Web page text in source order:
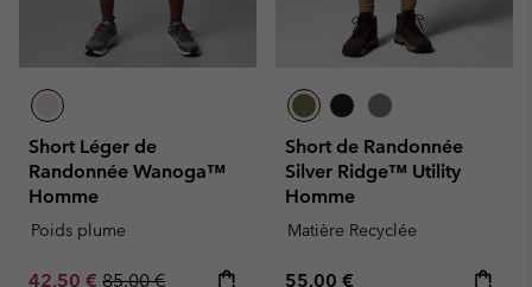
Short Léger de
Randonnée Wanoga™
Homme
Poids plume
Sale price:
42,50 € Regular price:
85,00 €
Short de Randonnée
Silver Ridge™ Utility
Homme
Matière Recyclée
Regular price:
55,00 €